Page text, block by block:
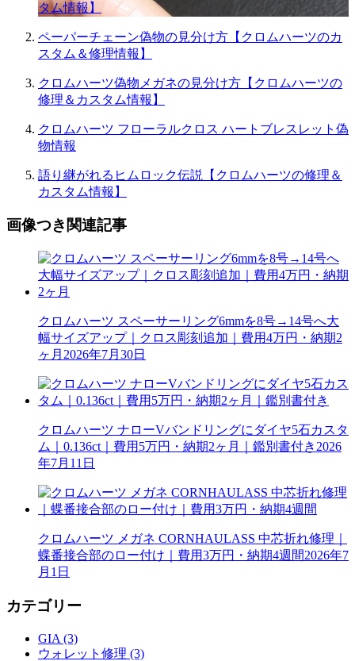
タム情報】
ペーパーチェーン偽物の見分け方【クロムハーツのカ
スタム＆修理情報】
クロムハーツ偽物メガネの見分け方【クロムハーツの
修理＆カスタム情報】
クロムハーツ フローラルクロス ハートブレスレット偽
物情報
語り継がれるヒムロック伝説【クロムハーツの修理＆
カスタム情報】
画像つき関連記事
クロムハーツ スペーサーリング6mmを8号→14号へ大
幅サイズアップ｜クロス彫刻追加｜費用4万円・納期2
ヶ月 2026年7月30日
クロムハーツ ナローVバンドリングにダイヤ5石カスタ
ム｜0.136ct｜費用5万円・納期2ヶ月｜鑑別書付き 2026
年7月11日
クロムハーツ メガネ CORNHAULASS 中芯折れ修理｜
蝶番接合部のロー付け｜費用3万円・納期4週間2026年7
月1日
カテゴリー
GIA (3)
ウォレット修理 (3)